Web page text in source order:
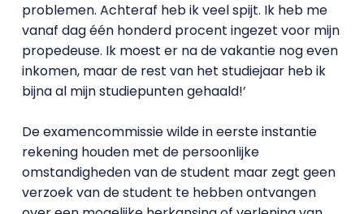
problemen. Achteraf heb ik veel spijt. Ik heb me
vanaf dag één honderd procent ingezet voor mijn
propedeuse. Ik moest er na de vakantie nog even
inkomen, maar de rest van het studiejaar heb ik
bijna al mijn studiepunten gehaald!’
De examencommissie wilde in eerste instantie
rekening houden met de persoonlijke
omstandigheden van de student maar zegt geen
verzoek van de student te hebben ontvangen